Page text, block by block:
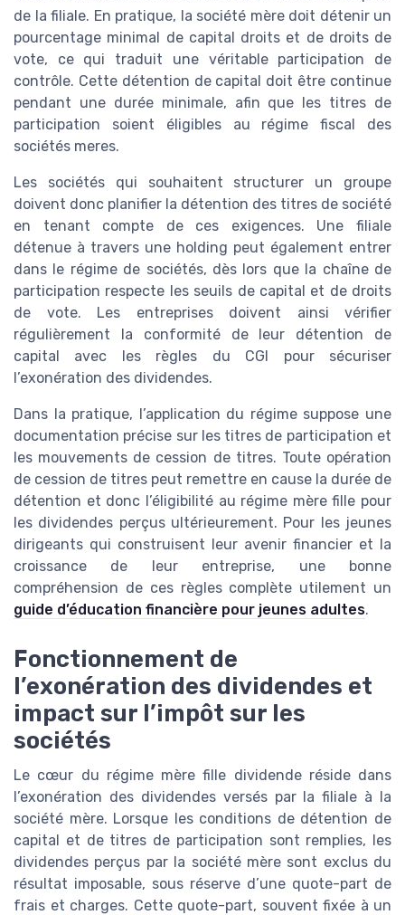
de la filiale. En pratique, la société mère doit détenir un
pourcentage minimal de capital droits et de droits de
vote, ce qui traduit une véritable participation de
contrôle. Cette détention de capital doit être continue
pendant une durée minimale, afin que les titres de
participation soient éligibles au régime fiscal des
sociétés meres.
Les sociétés qui souhaitent structurer un groupe
doivent donc planifier la détention des titres de société
en tenant compte de ces exigences. Une filiale
détenue à travers une holding peut également entrer
dans le régime de sociétés, dès lors que la chaîne de
participation respecte les seuils de capital et de droits
de vote. Les entreprises doivent ainsi vérifier
régulièrement la conformité de leur détention de
capital avec les règles du CGI pour sécuriser
l’exonération des dividendes.
Dans la pratique, l’application du régime suppose une
documentation précise sur les titres de participation et
les mouvements de cession de titres. Toute opération
de cession de titres peut remettre en cause la durée de
détention et donc l’éligibilité au régime mère fille pour
les dividendes perçus ultérieurement. Pour les jeunes
dirigeants qui construisent leur avenir financier et la
croissance de leur entreprise, une bonne
compréhension de ces règles complète utilement un
guide d’éducation financière pour jeunes adultes.
Fonctionnement de
l’exonération des dividendes et
impact sur l’impôt sur les
sociétés
Le cœur du régime mère fille dividende réside dans
l’exonération des dividendes versés par la filiale à la
société mère. Lorsque les conditions de détention de
capital et de titres de participation sont remplies, les
dividendes perçus par la société mère sont exclus du
résultat imposable, sous réserve d’une quote-part de
frais et charges. Cette quote-part, souvent fixée à un